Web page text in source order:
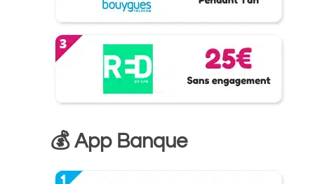
💰 App Banque